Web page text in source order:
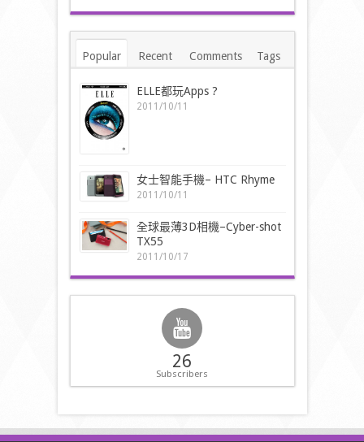
Popular Recent Comments Tags
ELLE都玩Apps ?
2011/10/11
女士智能手機– HTC Rhyme
2011/10/11
全球最薄3D相機–Cyber-shot
TX55
2011/10/17
26
Subscribers